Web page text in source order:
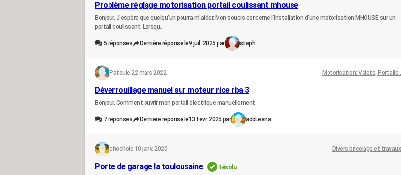
Problème réglage motorisation portail coulissant mhouse
Bonjour, J'espère que quelqu'un pourra m'aider. Mon soucis concerne l'installation d'une motorisation MHOUSE sur un
portail coulissant. Lorsqu...
5 réponses Dernière réponse le9 juil. 2025 par steph
Patou le 22 mars 2022 Motorisation: Volets, Portails..
Déverrouillage manuel sur moteur nice rba 3
Bonjour, Comment ouvrir mon portail électrique manuellement
7réponses Dernière réponse le13 févr. 2025 par adoLeana
chocho le 10 janv. 2020 Divers bricolage et travaux
Porte de garage la toulousaine
Résolu